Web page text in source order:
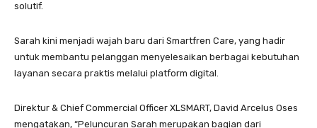
solutif.
Sarah kini menjadi wajah baru dari Smartfren Care, yang hadir
untuk membantu pelanggan menyelesaikan berbagai kebutuhan
layanan secara praktis melalui platform digital.
Direktur & Chief Commercial Officer XLSMART, David Arcelus Oses
mengatakan, “Peluncuran Sarah merupakan bagian dari